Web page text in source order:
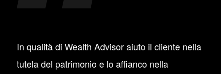
In qualità di Wealth Advisor aiuto il cliente nella
tutela del patrimonio e lo affianco nella